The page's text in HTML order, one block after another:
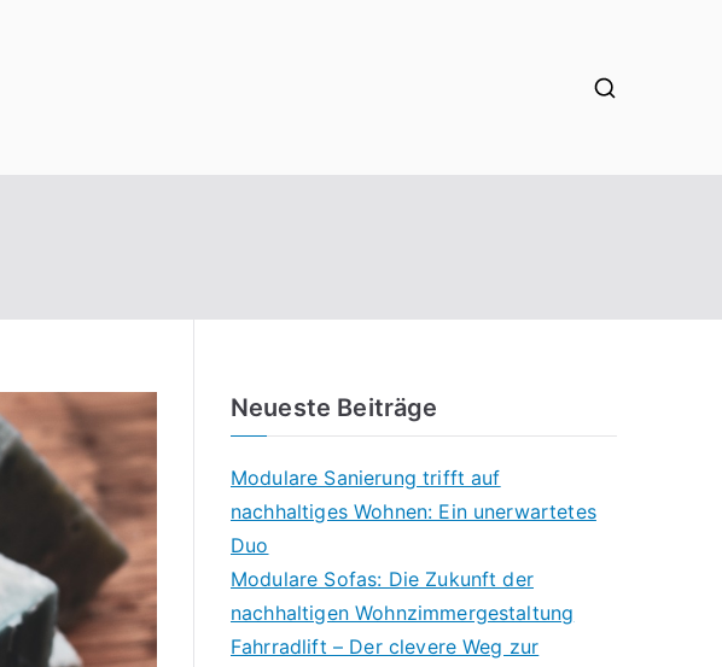
Neueste Beiträge
Modulare Sanierung trifft auf
nachhaltiges Wohnen: Ein unerwartetes
Duo
Modulare Sofas: Die Zukunft der
nachhaltigen Wohnzimmergestaltung
Fahrradlift – Der clevere Weg zur